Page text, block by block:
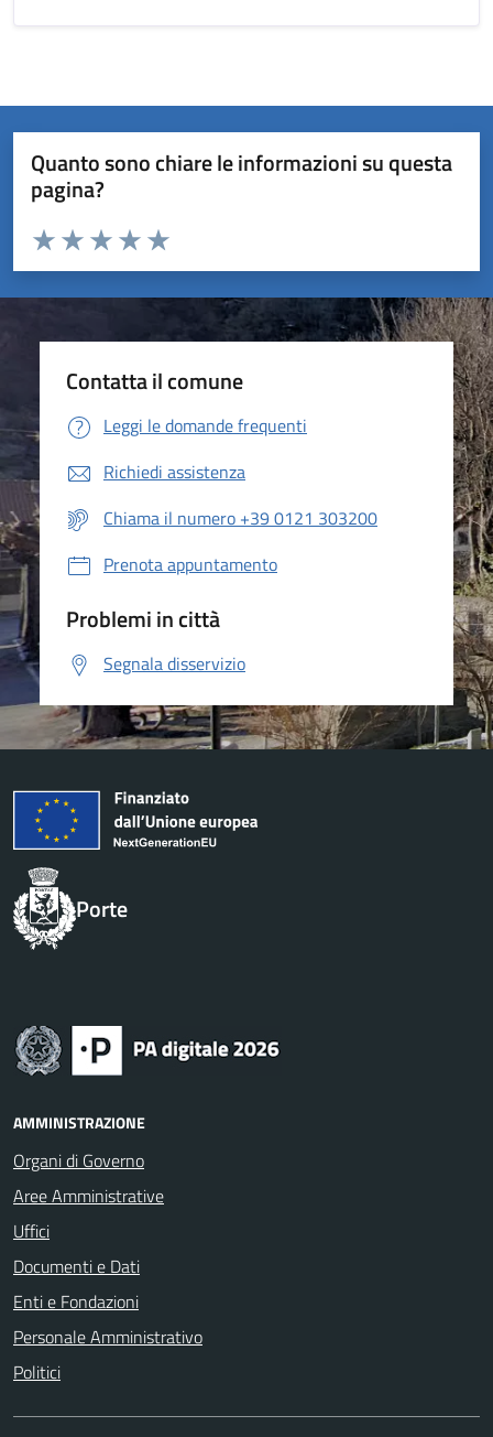
Quanto sono chiare le informazioni su questa
pagina?
Valuta da 1 a 5 stelle la pagina
Valuta 5 stelle su 5
Valuta 4 stelle su 5
Valuta 3 stelle su 5
Valuta 2 stelle su 5
Valuta 1 stelle su 5
Contatta il comune
Leggi le domande frequenti
Richiedi assistenza
Chiama il numero +39 0121 303200
Prenota appuntamento
Problemi in città
Segnala disservizio
Porte
AMMINISTRAZIONE
Organi di Governo
Aree Amministrative
Uffici
Documenti e Dati
Enti e Fondazioni
Personale Amministrativo
Politici